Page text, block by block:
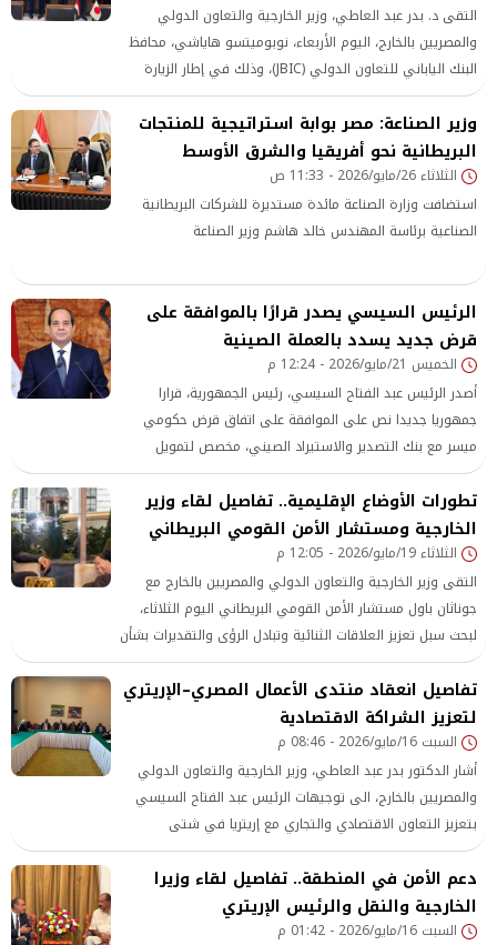
التقى د. بدر عبد العاطي، وزير الخارجية والتعاون الدولي
والمصريين بالخارج، اليوم الأربعاء، نوبوميتسو هاياشي، محافظ
البنك الياباني للتعاون الدولي (JBIC)، وذلك في إطار الزيارة
الثنائية التي يجريها إلى اليابان.
وزير الصناعة: مصر بوابة استراتيجية للمنتجات
البريطانية نحو أفريقيا والشرق الأوسط
الثلاثاء 26/مايو/2026 - 11:33 ص
استضافت وزارة الصناعة مائدة مستديرة للشركات البريطانية
الصناعية برئاسة المهندس خالد هاشم وزير الصناعة
الرئيس السيسي يصدر قرارًا بالموافقة على
قرض جديد يسدد بالعملة الصينية
الخميس 21/مايو/2026 - 12:24 م
أصدر الرئيس عبد الفتاح السيسي، رئيس الجمهورية، قرارا
جمهوريا جديدا نص على الموافقة على اتفاق قرض حكومي
ميسر مع بنك التصدير والاستيراد الصيني، مخصص لتمويل
المرحلة الثالثة
تطورات الأوضاع الإقليمية.. تفاصيل لقاء وزير
الخارجية ومستشار الأمن القومي البريطاني
الثلاثاء 19/مايو/2026 - 12:05 م
التقى وزير الخارجية والتعاون الدولي والمصريين بالخارج مع
جوناثان باول مستشار الأمن القومي البريطاني اليوم الثلاثاء،
لبحث سبل تعزيز العلاقات الثنائية وتبادل الرؤى والتقديرات بشأن
مستجدات الأوضاع الإقليمية والدولية.
تفاصيل انعقاد منتدى الأعمال المصري–الإريتري
لتعزيز الشراكة الاقتصادية
السبت 16/مايو/2026 - 08:46 م
أشار الدكتور بدر عبد العاطي، وزير الخارجية والتعاون الدولي
والمصريين بالخارج، الى توجيهات الرئيس عبد الفتاح السيسي
بتعزيز التعاون الاقتصادي والتجاري مع إريتريا في شتى
المجالات بما يحقق المصالح المشتركة للبلدين.
دعم الأمن في المنطقة.. تفاصيل لقاء وزيرا
الخارجية والنقل والرئيس الإريتري
السبت 16/مايو/2026 - 01:42 م